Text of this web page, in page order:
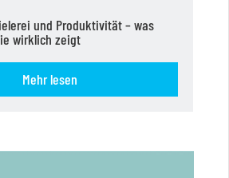
und Produktivität – was
wirklich zeigt
Mehr lesen